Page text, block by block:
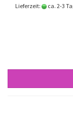
Lieferzeit: ca. 2-3